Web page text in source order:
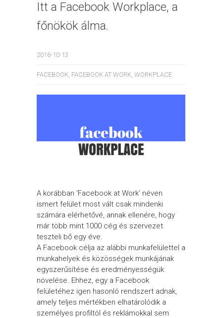
Itt a Facebook Workplace, a
főnökök álma.
2016-10-13
FACEBOOK, FACEBOOK AT WORK, WORKPLACE
A korábban ‘Facebook at Work’ néven
ismert felület most vált csak mindenki
számára elérhetővé, annak ellenére, hogy
már több mint 1000 cég és szervezet
teszteli bő egy éve.
A Facebook célja az alábbi munkafelülettel a
munkahelyek és közösségek munkájának
egyszerűsítése és eredményességük
növelése. Ehhez, egy a Facebook
felületéhez igen hasonló rendszert adnak,
amely teljes mértékben elhatárolódik a
személyes profiltól és reklámokkal sem